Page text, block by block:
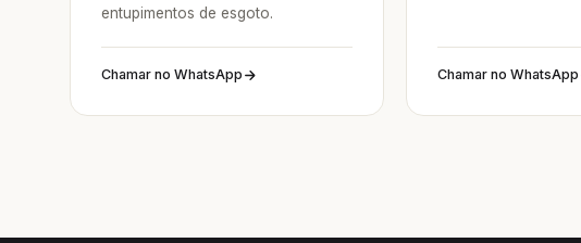
entupimentos de esgoto.
Chamar no WhatsApp Chamar no WhatsApp